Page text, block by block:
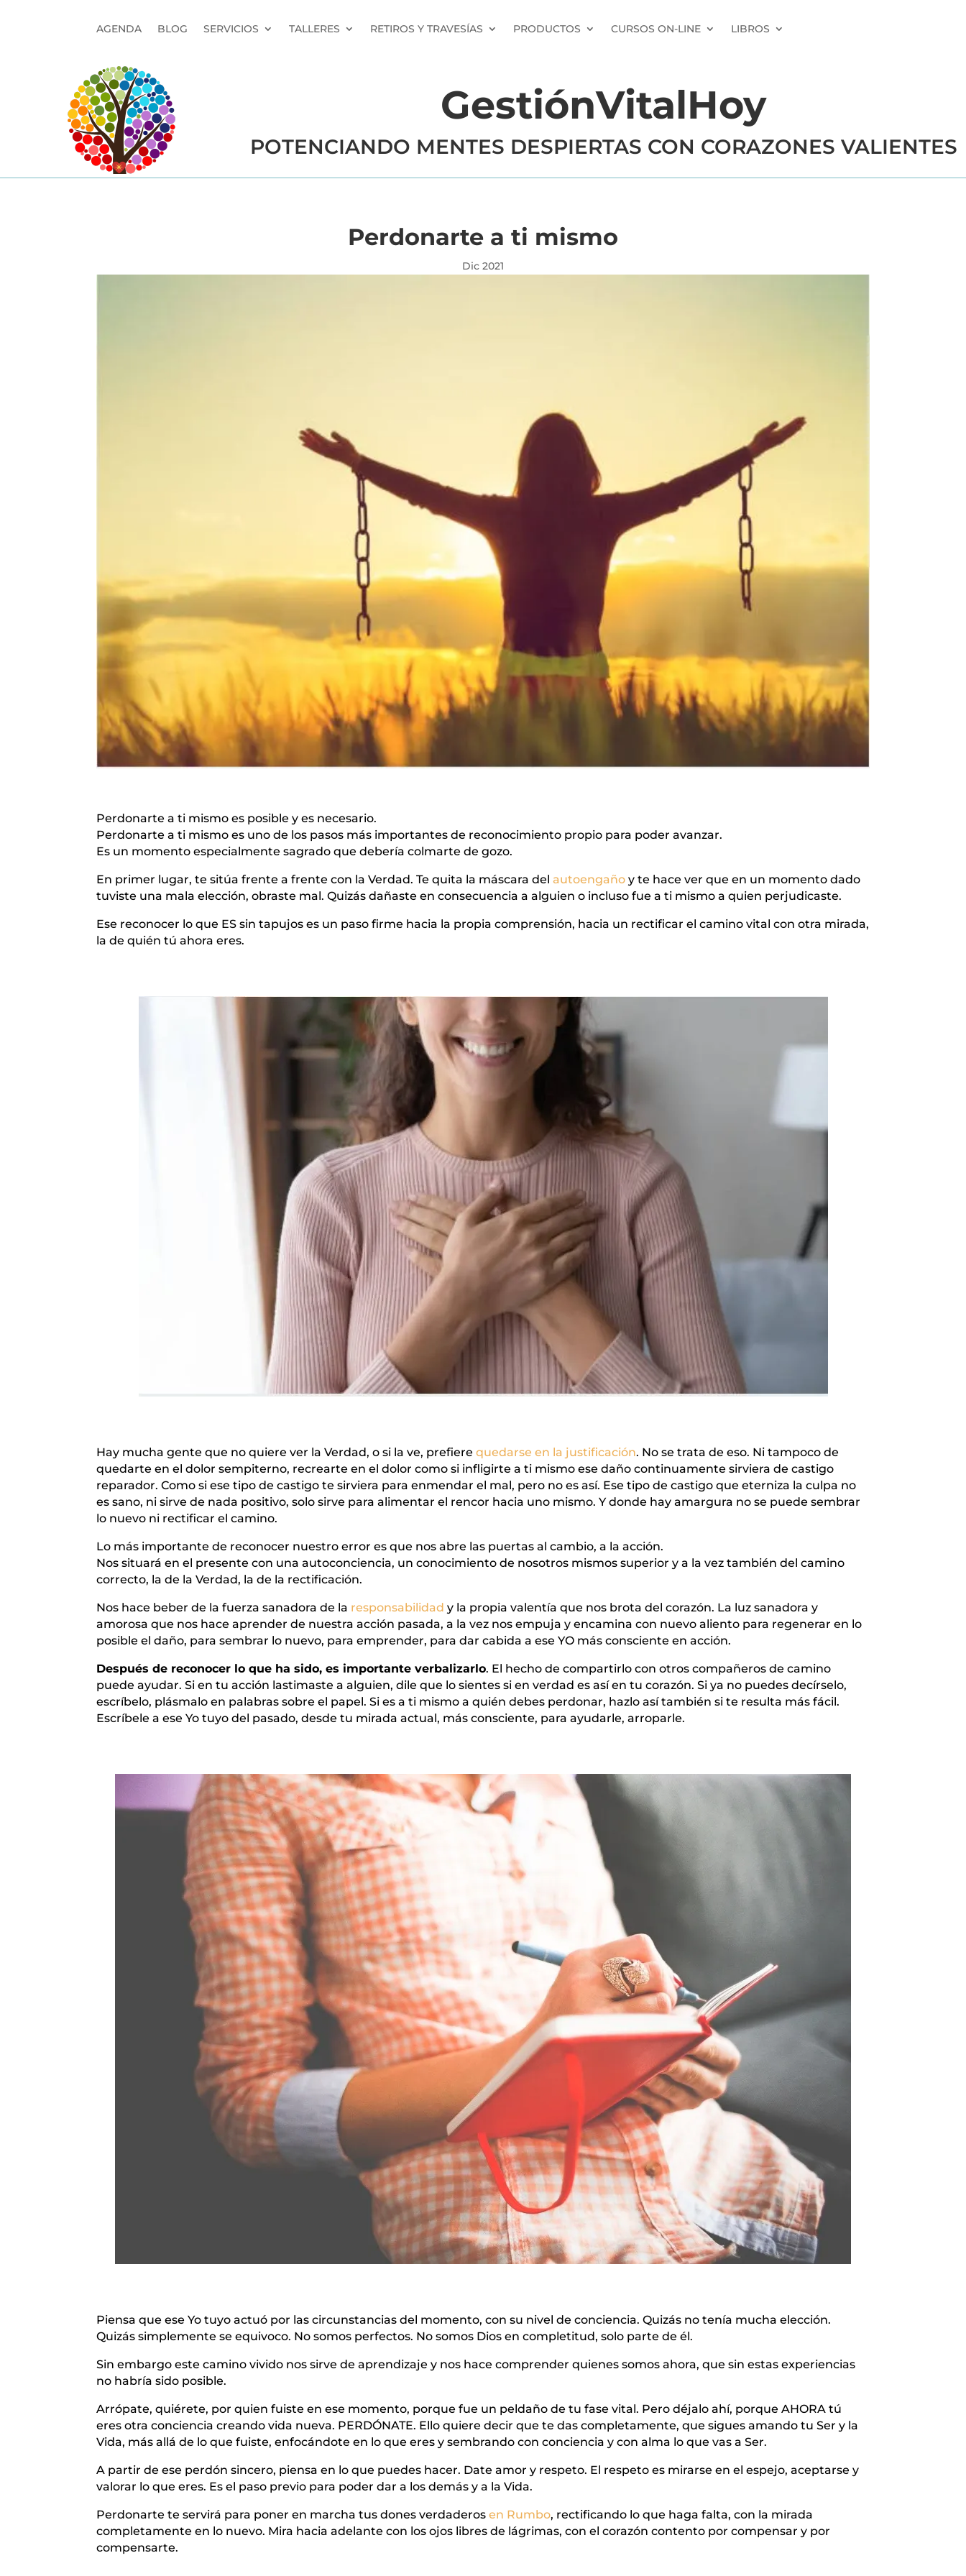
AGENDA BLOG SERVICIOS TALLERES RETIROS Y TRAVESÍAS PRODUCTOS CURSOS ON-LINE LIBROS
GestiónVitalHoy
POTENCIANDO MENTES DESPIERTAS CON CORAZONES VALIENTES
Perdonarte a ti mismo
Dic 2021
Perdonarte a ti mismo es posible y es necesario.
Perdonarte a ti mismo es uno de los pasos más importantes de reconocimiento propio para poder avanzar.
Es un momento especialmente sagrado que debería colmarte de gozo.
En primer lugar, te sitúa frente a frente con la Verdad. Te quita la máscara del autoengaño y te hace ver que en un momento dado
tuviste una mala elección, obraste mal. Quizás dañaste en consecuencia a alguien o incluso fue a ti mismo a quien perjudicaste.
Ese reconocer lo que ES sin tapujos es un paso firme hacia la propia comprensión, hacia un rectificar el camino vital con otra mirada,
la de quién tú ahora eres.
Hay mucha gente que no quiere ver la Verdad, o si la ve, prefierequedarse en la justificación. No se trata de eso. Ni tampoco de
quedarte en el dolor sempiterno, recrearte en el dolor como si infligirte a ti mismo ese daño continuamente sirviera de castigo
reparador. Como si ese tipo de castigo te sirviera para enmendar el mal, pero no es así. Ese tipo de castigo que eterniza la culpa no
es sano, ni sirve de nada positivo, solo sirve para alimentar el rencor hacia uno mismo. Y donde hay amargura no se puede sembrar
lo nuevo ni rectificar el camino.
Lo más importante de reconocer nuestro error es que nos abre las puertas al cambio, a la acción.
Nos situará en el presente con una autoconciencia, un conocimiento de nosotros mismos superior y a la vez también del camino
correcto, la de la Verdad, la de la rectificación.
Nos hace beber de la fuerza sanadora de la responsabilidad y la propia valentía que nos brota del corazón. La luz sanadora y
amorosa que nos hace aprender de nuestra acción pasada, a la vez nos empuja y encamina con nuevo aliento para regenerar en lo
posible el daño, para sembrar lo nuevo, para emprender, para dar cabida a ese YO más consciente en acción.
Después de reconocer lo que ha sido, es importante verbalizarlo. El hecho de compartirlo con otros compañeros de camino
puede ayudar. Si en tu acción lastimaste a alguien, dile que lo sientes si en verdad es así en tu corazón. Si ya no puedes decírselo,
escríbelo, plásmalo en palabras sobre el papel. Si es a ti mismo a quién debes perdonar, hazlo así también si te resulta más fácil.
Escríbele a ese Yo tuyo del pasado, desde tu mirada actual, más consciente, para ayudarle, arroparle.
Piensa que ese Yo tuyo actuó por las circunstancias del momento, con su nivel de conciencia. Quizás no tenía mucha elección.
Quizás simplemente se equivoco. No somos perfectos. No somos Dios en completitud, solo parte de él.
Sin embargo este camino vivido nos sirve de aprendizaje y nos hace comprender quienes somos ahora, que sin estas experiencias
no habría sido posible.
Arrópate, quiérete, por quien fuiste en ese momento, porque fue un peldaño de tu fase vital. Pero déjalo ahí, porque AHORA tú
eres otra conciencia creando vida nueva. PERDÓNATE. Ello quiere decir que te das completamente, que sigues amando tu Ser y la
Vida, más allá de lo que fuiste, enfocándote en lo que eres y sembrando con conciencia y con alma lo que vas a Ser.
A partir de ese perdón sincero, piensa en lo que puedes hacer. Date amor y respeto. El respeto es mirarse en el espejo, aceptarse y
valorar lo que eres. Es el paso previo para poder dar a los demás y a la Vida.
Perdonarte te servirá para poner en marcha tus dones verdaderosen Rumbo, rectificando lo que haga falta, con la mirada
completamente en lo nuevo. Mira hacia adelante con los ojos libres de lágrimas, con el corazón contento por compensar y por
compensarte.